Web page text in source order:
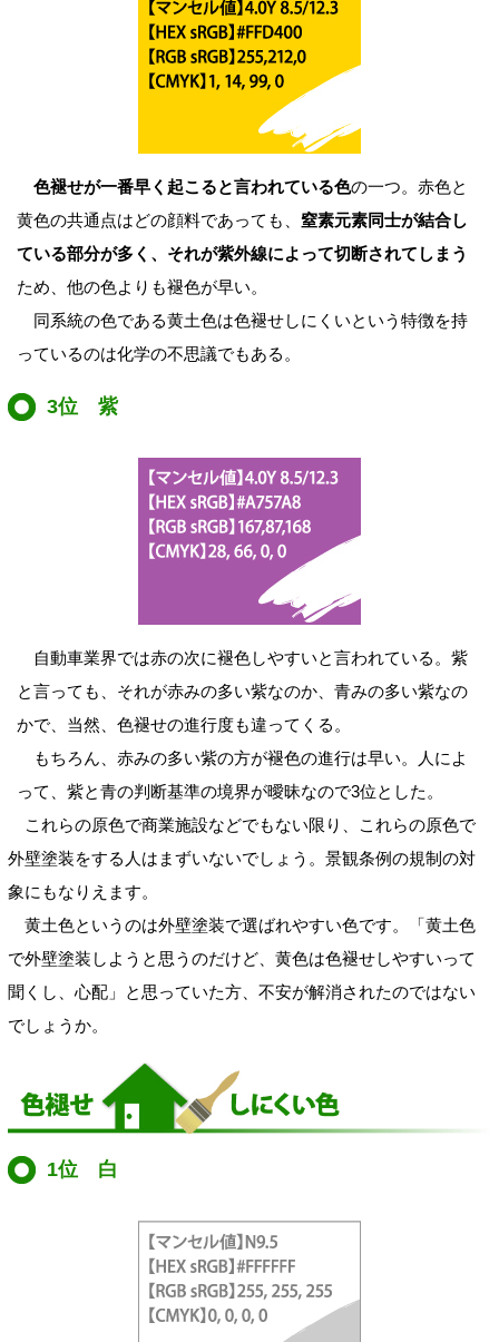
色褪せが一番早く起こると言われている色の一つ。赤色と
黄色の共通点はどの顔料であっても、 窒素元素同士が結合し
ている部分が多く、それが紫外線によって切断されてしまう
ため、他の色よりも褪色が早い。
同系統の色である黄土色は色褪せしにくいという特徴を持
っているのは化学の不思議でもある。
3位 紫
自動車業界では赤の次に褪色しやすいと言われている。紫
と言っても、それが赤みの多い紫なのか、青みの多い紫なの
かで、当然、色褪せの進行度も違ってくる。
もちろん、赤みの多い紫の方が褪色の進行は早い。人によ
って、紫と青の判断基準の境界が曖昧なので3位とした。
これらの原色で商業施設などでもない限り、これらの原色で
外壁塗装をする人はまずいないでしょう。景観条例の規制の対
象にもなりえます。
黄土色というのは外壁塗装で選ばれやすい色です。「黄土色
で外壁塗装しようと思うのだけど、黄色は色褪せしやすいって
聞くし、心配」と思っていた方、不安が解消されたのではない
でしょうか。
1位 白